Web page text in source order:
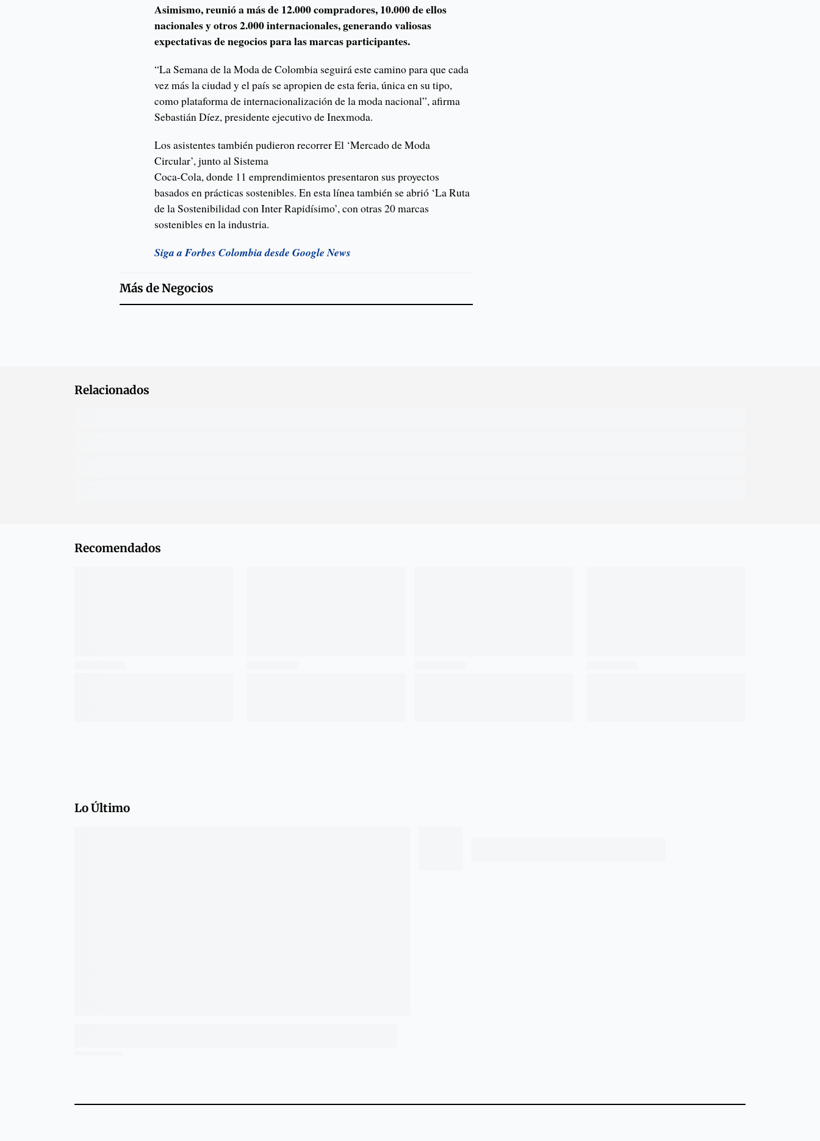
Asimismo, reunió a más de 12.000 compradores, 10.000 de ellos
nacionales y otros 2.000 internacionales, generando valiosas
expectativas de negocios para las marcas participantes.
“La Semana de la Moda de Colombia seguirá este camino para que cada
vez más la ciudad y el país se apropien de esta feria, única en su tipo,
como plataforma de internacionalización de la moda nacional”, afirma
Sebastián Díez, presidente ejecutivo de Inexmoda.
Los asistentes también pudieron recorrer El ‘Mercado de Moda
Circular’, junto al Sistema
Coca-Cola, donde 11 emprendimientos presentaron sus proyectos
basados en prácticas sostenibles. En esta línea también se abrió ‘La Ruta
de la Sostenibilidad con Inter Rapidísimo’, con otras 20 marcas
sostenibles en la industria.
Siga a Forbes Colombia desde Google News
Más deNegocios
Relacionados
Recomendados
Lo Último